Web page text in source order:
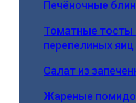
Печёночные
Томатные тосты
перепелиных яиц
Салат из
Жареные